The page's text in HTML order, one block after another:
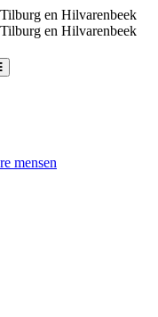
en Hilvarenbeek
en Hilvarenbeek
mensen